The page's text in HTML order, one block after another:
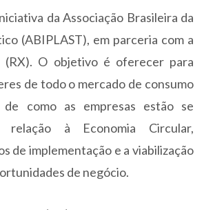
da Associação Brasileira da
(ABIPLAST), em parceria com a
(RX). O objetivo é oferecer para
de todo o mercado de consumo
de como as empresas estão se
relação à Economia Circular,
de implementação e a viabilização
de negócio.